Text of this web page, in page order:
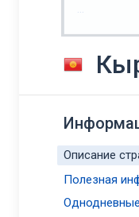
...
Описание
Полезная